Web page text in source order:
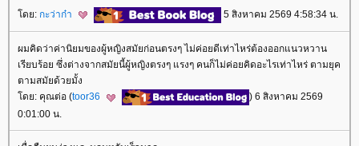
ดย: กะว่าก๋า 5 สิงหาคม 2569 4:58:34 น.
ผมคิดว่าค่านิยมของผู้หญิงสมัยก่อนตรงๆ ไม่ค่อยดีเท่าไหร่ต้องออกแนวหวาน
เรียบร้อย ซึ่งต่างจากสมัยนี้ผู้หญิงตรงๆ แรงๆ คนก็ไม่ค่อยคิดอะไรเท่าไหร่ ตามยุค
ตามสมัยด้วยมั้ง
ดย: คุณต่อ (toor36
) 6 สิงหาคม 2569
0:01:00 น.